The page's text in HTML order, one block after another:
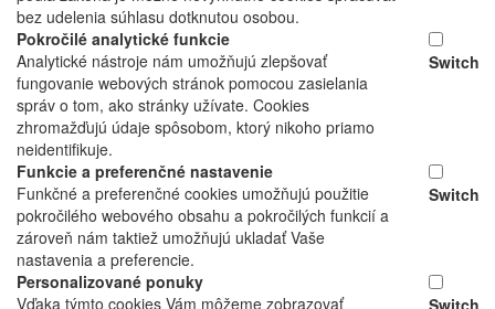
bez udelenia súhlasu dotknutou osobou.
Pokročilé analytické funkcie
Analytické nástroje nám umožňujú zlepšovať
fungovanie webových stránok pomocou zasielania
správ o tom, ako stránky užívate. Cookies
zhromažďujú údaje spôsobom, ktorý nikoho priamo
neidentifikuje.
Switch
Funkcie a preferenčné nastavenie
Funkčné a preferenčné cookies umožňujú použitie
pokročilého webového obsahu a pokročilých funkcií a
zároveň nám taktiež umožňujú ukladať Vaše
nastavenia a preferencie.
Switch
Personalizované ponuky
Vďaka týmto cookies Vám môžeme zobrazovať
Switch